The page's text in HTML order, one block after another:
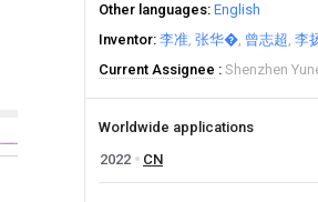
Other languages English
Inventor 李准 张华� 曾志超 李
Current Assignee
Shenzhen
Worldwide applications
2022
CN